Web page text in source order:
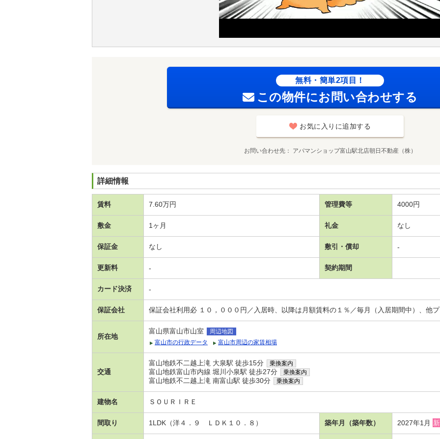
無料・簡単2項目！
この物件にお問い合わせする
お気に入りに追加する
お問い合わせ先 アパマンショップ富山駅北店朝日不動産（株）
詳細情報
賃料 7.60万円 管理費等 4000円
敷金 1ヶ月 礼金 なし
保証金 なし 敷引・償却 -
更新料 - 契約期間
カード決済 -
保証会社 保証会社利用必 １０，０００円／入居時、以降は月額賃料の１％／毎月（入居期間中）、他
所在地
富山県富山市山室
周辺地図
富山市の行政データ
富山市周辺の家賃相場
交通
富山地鉄不二越上滝 大泉駅 徒歩15分 乗換案内
富山地鉄富山市内線 堀川小泉駅 徒歩27分 乗換案内
富山地鉄不二越上滝 南富山駅 徒歩30分 乗換案内
建物名 ＳＯＵＲＩＲＥ
間取り 1LDK（洋４．９ ＬＤＫ１０．８） 築年月（築年数） 2027年1月